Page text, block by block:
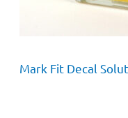
Mark Fit Decal